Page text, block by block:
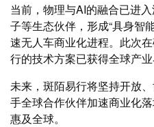
当前，物理与AI的融合已进
子等生态伙伴，形成“具身智
速无人车商业化进程。此次
行的技术方案已获得全球产业
未来，斑陌易行将坚持开放
手全球合作伙伴加速商业化
惠及全球。